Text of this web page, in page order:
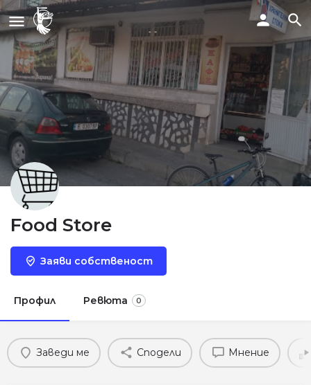
Food Store
Заяви собственост
Профил Ревюта 0
Заведи ме Сподели Мнение